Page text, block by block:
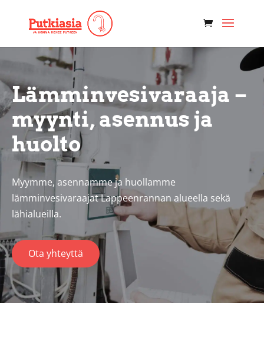
Lämminvesivaraaja –
myynti, asennus ja
huolto
Myymme, asennamme ja huollamme
lämminvesivaraajat Lappeenrannan alueella sekä
lähialueilla.
Ota yhteyttä